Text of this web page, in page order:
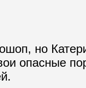
но
опасные